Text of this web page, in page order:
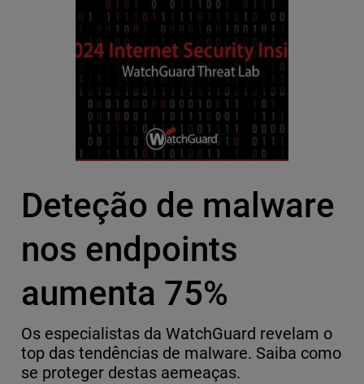
Deteção de malware
nos endpoints
aumenta 75%
Os especialistas da WatchGuard revelam o
top das tendências de malware. Saiba como
se proteger destas aemeaças.